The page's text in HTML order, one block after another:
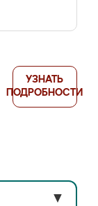
УЗНАТЬ
ПОДРОБНОСТИ
▼